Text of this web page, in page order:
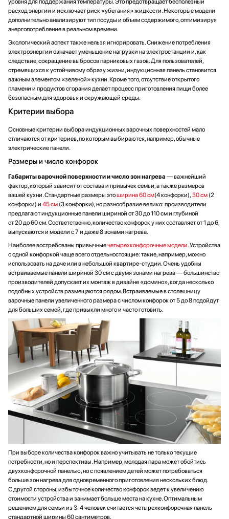
расход энергии и исключает риск «убегания» жидкости. Некоторые модели
дополнительно анализируют тип посуды и объем содержимого, оптимизируя
энергопотребление в реальном времени.
Экологический аспект также нельзя игнорировать. Снижение потребления
электроэнергии означает уменьшение нагрузки на электростанции и, как
следствие, сокращение выбросов парниковых газов. Для пользователей,
стремящихся к устойчивому образу жизни, индукционная панель становится
важным элементом «зеленой» кухни. Кроме того, отсутствие открытого
пламени и продуктов сгорания делает процесс приготовления пищи более
безопасным для здоровья и окружающей среды.
Критерии выбора
Основные критерии выбора индукционных варочных поверхностей мало
отличаются от критериев, по которым выбираются, например, обычные
электрические панели.
Размеры и число конфорок
Габариты варочной поверхности и число зон нагрева — важнейший
фактор, который зависит от состава и привычек семьи, а также размеров
вашей кухни. Стандартные размеры этоширина 60 см(4 конфорки), 30 см (2
конфорки) и 45 см (3 конфорки), но разнообразие велико: производители
предлагают индукционные панели шириной от 30 до 110 см и глубиной
от 20 до 60 см. Соответственно, количество конфорок у них составляет от 1 до 6,
выпускаются и модели с 7 и даже 8 зонами нагрева.
Наиболее востребованы привычныечетырехконфорочные модели. Устройства
с одной конфоркой чаще всего отдельностоящие: такие, например, можно
использовать на даче или в небольшой квартире-студии. Очень удобны
встраиваемые панели шириной 30 см с двумя зонами нагрева — большинство
производителей допускает их монтаж в дизайне «домино», когда несколько
подобных устройств размещаются рядом. Встраиваемые в столешницу
варочные панели увеличенного размера с числом конфорок от 5 до 8 подойдут
для больших семей, где привыкли много и часто готовить.
При выборе количества конфорок важно учитывать не только текущие
потребности, но и перспективы. Например, молодая пара может обойтись
двухконфорочной панелью, но с появлением детей может потребоваться
больше зон нагрева для одновременного приготовления нескольких блюд.
С другой стороны, избыточное количество конфорок ведет к увеличению
стоимости устройства и занимает больше места на кухне. Оптимальным
решением для семьи из 3-4 человек считается четырехконфорочная панель
стандартной ширины 60 сантиметров.